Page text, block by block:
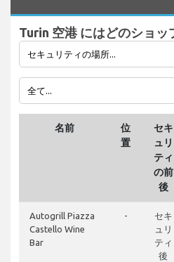
Turin 空港 にはどのショッ
名前
位
置
セキ
ュリ
ティ
の前
後
Autogrill Piazza
Castello Wine
Bar
-
セキ
ュリ
ティ
後